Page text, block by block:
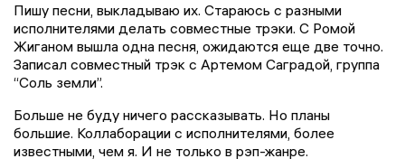
Пишу песни, выкладываю их. Стараюсь с разными
исполнителями делать совместные трэки. С Ромой
Жиганом вышла одна песня, ожидаются еще две точно.
Записал совместный трэк с Артемом Саградой, группа
“Соль земли”.
Больше не буду ничего рассказывать. Но планы
большие. Коллаборации с исполнителями, более
известными, чем я. И не только в рэп-жанре.